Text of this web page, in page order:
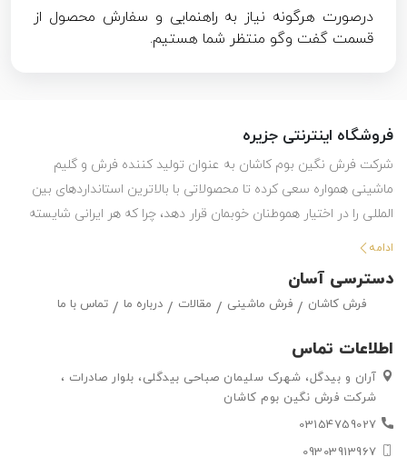
درصورت هرگونه نیاز به راهنمایی و سفارش محصول از
قسمت گفت وگو منتظر شما هستیم.
فروشگاه اینترنتی جزیره
شرکت فرش نگین بوم کاشان به عنوان تولید کننده فرش و گلیم
ماشینی همواره سعی کرده تا محصولاتی با بالاترین استانداردهای بین
المللی را در اختیار هموطنان خوبمان قرار دهد، چرا که هر ایرانی شایسته
استفاده از بهترین هاست. این شرکت با تولید انواع فرش ماشینی و گلیم
مشتریان خود قرار داده تا بتوانند متناسب با سلیقه خود ، فرش ماشینی
و گلیم مورد علاقه خود را به راحتی انتتخاب کرده و خریداری کنند.
ادامه
اطلاعات تماس
آران و بیدگل، شهرک سلیمان صباحی بیدگلی، بلوار صادرات ،
شرکت فرش نگین بوم کاشان
03154759027
09303913967
دسترسی آسان
فرش کاشان فرش ماشینی مقالات درباره ما تماس با ما